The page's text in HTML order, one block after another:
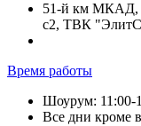
51-й км МКАД,
с2, ТВК
Время работы
Шоурум: 11:00-
Все дни кроме